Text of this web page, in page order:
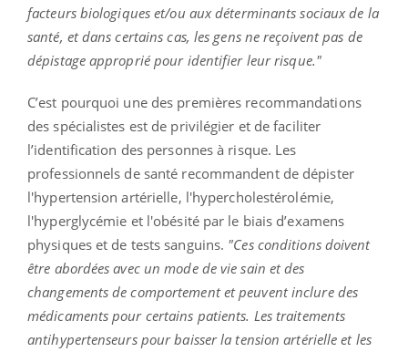
facteurs biologiques et/ou aux déterminants sociaux de la
santé, et dans certains cas, les gens ne reçoivent pas de
dépistage approprié pour identifier leur risque."
C’est pourquoi une des premières recommandations
des spécialistes est de privilégier et de faciliter
l’identification des personnes à risque. Les
professionnels de santé recommandent de dépister
l'hypertension artérielle, l'hypercholestérolémie,
l'hyperglycémie et l'obésité par le biais d’examens
physiques et de tests sanguins. "Ces conditions doivent
être abordées avec un mode de vie sain et des
changements de comportement et peuvent inclure des
médicaments pour certains patients. Les traitements
antihypertenseurs pour baisser la tension artérielle et les